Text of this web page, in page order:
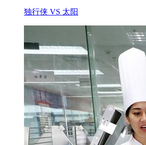
独行侠 VS 太阳